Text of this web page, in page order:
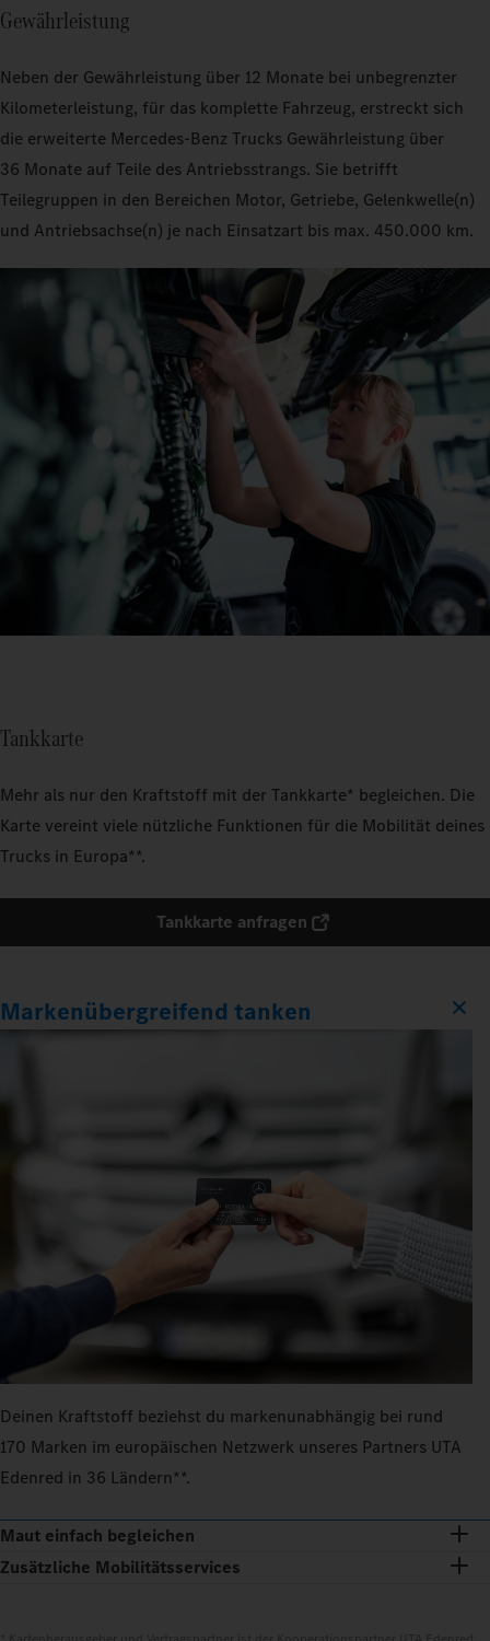
Gewährleistung
Neben der Gewährleistung über 12 Monate bei unbegrenzter
Kilometerleistung, für das komplette Fahrzeug, erstreckt sich
die erweiterte Mercedes‑Benz Trucks Gewährleistung über
36 Monate auf Teile des Antriebsstrangs. Sie betrifft
Teilegruppen in den Bereichen Motor, Getriebe, Gelenkwelle(n)
und Antriebsachse(n) je nach Einsatzart bis max. 450.000 km.
Tankkarte
Mehr als nur den Kraftstoff mit der Tankkarte* begleichen. Die
Karte vereint viele nützliche Funktionen für die Mobilität deines
Trucks in Europa**.
Tankkarte anfragen
Markenübergreifend tanken
Deinen Kraftstoff beziehst du markenunabhängig bei rund
170 Marken im europäischen Netzwerk unseres Partners UTA
Edenred in 36 Ländern**.
Maut einfach begleichen
Zusätzliche Mobilitätsservices